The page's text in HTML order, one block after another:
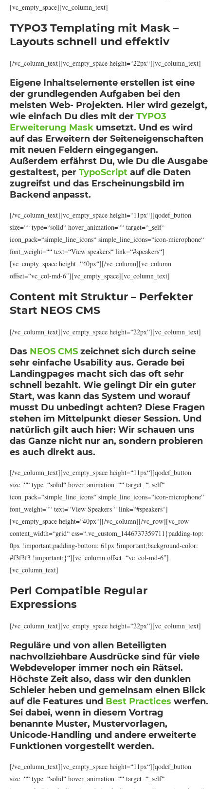
[vc_empty_space][vc_column_text]
TYPO3 Templating mit Mask –
Layouts schnell und effektiv
[/vc_column_text][vc_empty_space height=“22px“][vc_column_text]
Eigene Inhaltselemente erstellen ist eine
der grundlegenden Aufgaben bei den
meisten Web- Projekten. Hier wird gezeigt,
wie einfach Du dies mit der TYPO3
Erweiterung Mask umsetzt. Und es wird
auf das Erweitern der Seiteneigenschaften
mit neuen Feldern eingegangen.
Außerdem erfährst Du, wie Du die Ausgabe
gestaltest, per TypoScript auf die Daten
zugreifst und das Erscheinungsbild im
Backend anpasst.
[/vc_column_text][vc_empty_space height=“11px“][qodef_button
size=““ type=“solid“ hover_animation=““ target=“_self“
icon_pack=“simple_line_icons“ simple_line_icons=“icon-microphone“
font_weight=““ text=“View speakers“ link=“#speakers“]
[vc_empty_space height=“40px“][/vc_column][vc_column
offset=“vc_col-md-6″][vc_empty_space][vc_column_text]
Content mit Struktur – Perfekter
Start NEOS CMS
[/vc_column_text][vc_empty_space height=“22px“][vc_column_text]
Das NEOS CMS zeichnet sich durch seine
sehr einfache Usability aus. Gerade bei
Landingpages macht sich das oft sehr
schnell bezahlt. Wie gelingt Dir ein guter
Start, was kann das System und worauf
musst Du unbedingt achten? Diese Fragen
stehen im Mittelpunkt dieser Session. Und
natürlich gilt auch hier: Wir schauen uns
das Ganze nicht nur an, sondern probieren
es auch direkt aus.
[/vc_column_text][vc_empty_space height=“11px“][qodef_button
size=““ type=“solid“ hover_animation=““ target=“_self“
icon_pack=“simple_line_icons“ simple_line_icons=“icon-microphone“
font_weight=““ text=“View Speakers “ link=“#speakers“]
[vc_empty_space height=“40px“][/vc_column][/vc_row][vc_row
content_width=“grid“ css=“.vc_custom_1446737359711{padding-top:
0px !important;padding-bottom: 61px !important;background-color:
#f3f3f3 !important;}“][vc_column offset=“vc_col-md-6″]
[vc_column_text]
Perl Compatible Regular
Expressions
[/vc_column_text][vc_empty_space height=“22px“][vc_column_text]
Reguläre und von allen Beteiligten
nachvollziehbare Ausdrücke sind für viele
Webdeveloper immer noch ein Rätsel.
Höchste Zeit also, dass wir den dunklen
Schleier heben und gemeinsam einen Blick
auf die Features und Best Practices werfen.
Sei dabei, wenn in diesem Vortrag
benannte Muster, Mustervorlagen,
Unicode-Handling und andere erweiterte
Funktionen vorgestellt werden.
[/vc_column_text][vc_empty_space height=“11px“][qodef_button
size=““ type=“solid“ hover_animation=““ target=“_self“